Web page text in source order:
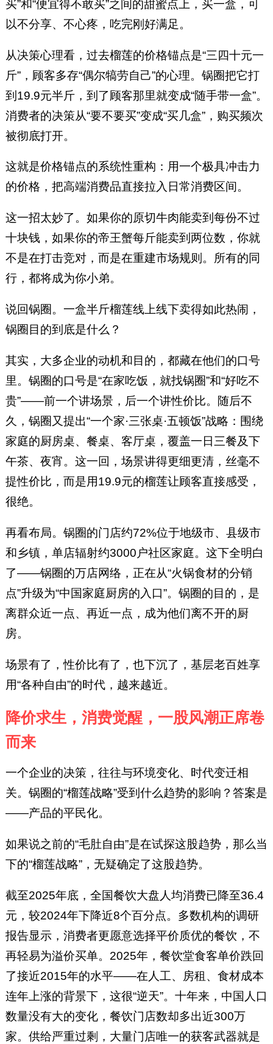
买”和“便宜得不敢买”之间的甜蜜点上，买一盒，可
以不分享、不心疼，吃完刚好满足。
从决策心理看，过去榴莲的价格锚点是“三四十元一
斤”，顾客多存“偶尔犒劳自己”的心理。锅圈把它打
到19.9元半斤，到了顾客那里就变成“随手带一盒”。
消费者的决策从“要不要买”变成“买几盒”，购买频次
被彻底打开。
这就是价格锚点的系统性重构：用一个极具冲击力
的价格，把高端消费品直接拉入日常消费区间。
这一招太妙了。如果你的原切牛肉能卖到每份不过
十块钱，如果你的帝王蟹每斤能卖到两位数，你就
不是在打击竞对，而是在重建市场规则。所有的同
行，都将成为你小弟。
说回锅圈。一盒半斤榴莲线上线下卖得如此热闹，
锅圈目的到底是什么？
其实，大多企业的动机和目的，都藏在他们的口号
里。锅圈的口号是“在家吃饭，就找锅圈”和“好吃不
贵”——前一个讲场景，后一个讲性价比。随后不
久，锅圈又提出“一个家·三张桌·五顿饭”战略：围绕
家庭的厨房桌、餐桌、客厅桌，覆盖一日三餐及下
午茶、夜宵。这一回，场景讲得更细更清，丝毫不
提性价比，而是用19.9元的榴莲让顾客直接感受，
很绝。
再看布局。锅圈的门店约72%位于地级市、县级市
和乡镇，单店辐射约3000户社区家庭。这下全明白
了——锅圈的万店网络，正在从“火锅食材的分销
点”升级为“中国家庭厨房的入口”。锅圈的目的，是
离群众近一点、再近一点，成为他们离不开的厨
房。
场景有了，性价比有了，也下沉了，基层老百姓享
用“各种自由”的时代，越来越近。
降价求生，消费觉醒，一股风潮正席卷
而来
一个企业的决策，往往与环境变化、时代变迁相
关。锅圈的“榴莲战略”受到什么趋势的影响？答案是
——产品的平民化。
如果说之前的“毛肚自由”是在试探这股趋势，那么当
下的“榴莲战略”，无疑确定了这股趋势。
截至2025年底，全国餐饮大盘人均消费已降至36.4
元，较2024年下降近8个百分点。多数机构的调研
报告显示，消费者更愿意选择平价质优的餐饮，不
再轻易为溢价买单。2025年，餐饮堂食客单价跌回
了接近2015年的水平——在人工、房租、食材成本
连年上涨的背景下，这很“逆天”。十年来，中国人口
数量没有大的变化，餐饮门店数却多出近300万
家。供给严重过剩，大量门店唯一的获客武器就是